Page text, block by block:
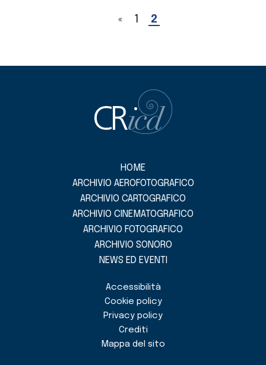
« 1 2
HOME
ARCHIVIO AEROFOTOGRAFICO
ARCHIVIO CARTOGRAFICO
ARCHIVIO CINEMATOGRAFICO
ARCHIVIO FOTOGRAFICO
ARCHIVIO SONORO
NEWS ED EVENTI
Accessibilità
Cookie policy
Privacy policy
Crediti
Mappa del sito